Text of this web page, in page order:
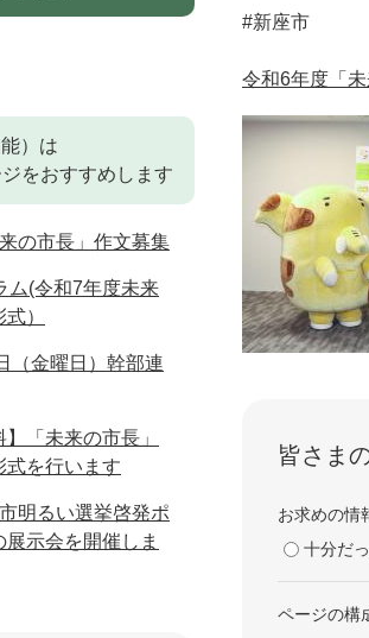
#新座市
令和6年度「
皆さま
お求めの情
十分だ
ページの構
）は
をおすすめします
の市長」作文募集
ム(令和7年度未来
）
（金曜日）幹部連
】「未来の市長」
式を行います
明るい選挙啓発ポ
展示会を開催しま